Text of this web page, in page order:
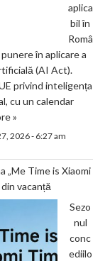
aplica
bil în
Româ
în aplicare a
(AI Act).
privind inteligența
cu un calendar
»
2026 - 6:27 am
„Me Time is Xiaomi
vacanță
Sezo
nul
conc
ediilo